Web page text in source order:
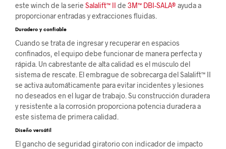
este winch de la serie Salalift™ II de 3M™ DBI-SALA® ayuda a
proporcionar entradas y extracciones fluidas.
Duradero y confiable
Cuando se trata de ingresar y recuperar en espacios
confinados, el equipo debe funcionar de manera perfecta y
rápida. Un cabrestante de alta calidad es el músculo del
sistema de rescate. El embrague de sobrecarga del Salalift™ II
se activa automáticamente para evitar incidentes y lesiones
no deseados en el lugar de trabajo. Su construcción duradera
y resistente a la corrosión proporciona potencia duradera a
este sistema de primera calidad.
Diseño versátil
El gancho de seguridad giratorio con indicador de impacto